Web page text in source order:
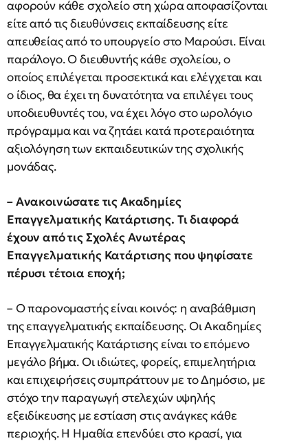
αφορούν κάθε σχολείο στη χώρα αποφασίζονται
είτε από τις διευθύνσεις εκπαίδευσης είτε
απευθείας από το υπουργείο στο Μαρούσι. Είναι
παράλογο. Ο διευθυντής κάθε σχολείου, ο
οποίος επιλέγεται προσεκτικά και ελέγχεται και
ο ίδιος, θα έχει τη δυνατότητα να επιλέγει τους
υποδιευθυντές του, να έχει λόγο στο ωρολόγιο
πρόγραμμα και να ζητάει κατά προτεραιότητα
αξιολόγηση των εκπαιδευτικών της σχολικής
μονάδας.
– Ανακοινώσατε τις Ακαδημίες
Επαγγελματικής Κατάρτισης. Τι διαφορά
έχουν από τις Σχολές Ανωτέρας
Επαγγελματικής Κατάρτισης που ψηφίσατε
πέρυσι τέτοια εποχή;
– Ο παρονομαστής είναι κοινός: η αναβάθμιση
της επαγγελματικής εκπαίδευσης. Οι Ακαδημίες
Επαγγελματικής Κατάρτισης είναι το επόμενο
μεγάλο βήμα. Οι ιδιώτες, φορείς, επιμελητήρια
και επιχειρήσεις συμπράττουν με το Δημόσιο, με
στόχο την παραγωγή στελεχών υψηλής
εξειδίκευσης με εστίαση στις ανάγκες κάθε
περιοχής. Η Ημαθία επενδύει στο κρασί, για